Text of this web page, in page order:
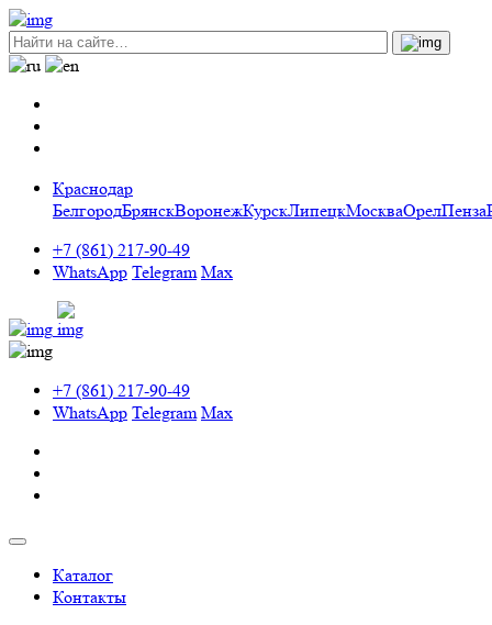
Краснодар
БелгородБрянскВоронежКурскЛипецкМоскваОрелПенза
+7 (861) 217-90-49
WhatsApp Telegram Max
+7 (861) 217-90-49
WhatsApp Telegram Max
Каталог
Контакты